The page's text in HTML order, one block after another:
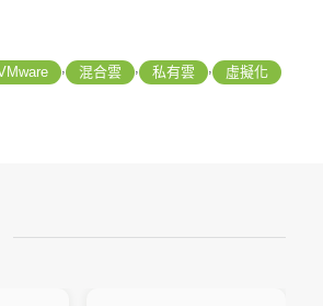
, 混合雲 , 私有雲 ,
虛擬化